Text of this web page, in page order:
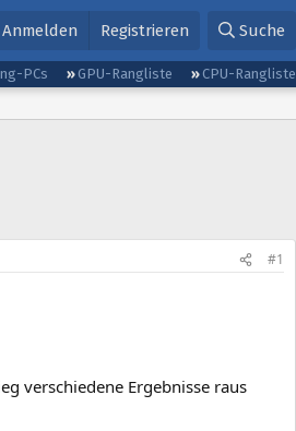
Anmelden Registrieren Suche
PCs GPU-Rangliste
CPU-Rangliste
#1
verschiedene Ergebnisse raus